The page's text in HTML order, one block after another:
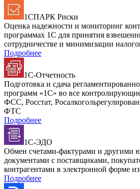
1СПАРК Риски
Оценка надежности и мониторинг
программах 1С для принятия
сотрудничестве и минимизации
Подробнее
1С-Отчетность
Подготовка и сдача
программ «1С» во все
ФСС, Росстат,
ФТС
Подробнее
1С-ЭДО
Обмен счетами-фактурами и другими
документами с поставщиками,
контрагентами в электронной форме
Подробнее